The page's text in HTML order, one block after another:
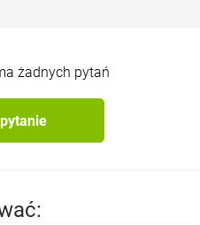
żadnych pytań